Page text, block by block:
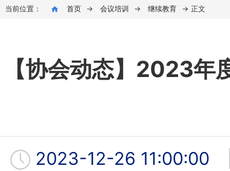
当前位置： 首页 → 会议培训 → 继续教育 → 正文
【协会动态】2023年
2023-12-26 11:00:00